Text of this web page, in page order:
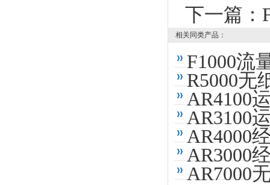
下一篇：
相关同类产品：
F1000流
R5000无
AR4100
AR3100
AR4000
AR3000
AR7000